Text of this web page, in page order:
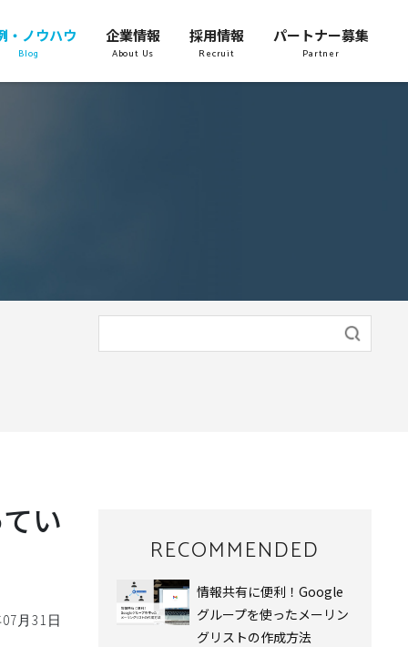
・ノウハウ
Blog
企業情報
About Us
採用情報
Recruit
パートナー募集
Partner
い
月31日
RECOMMENDED
情報共有に便利！Google
グループを使ったメーリン
グリストの作成方法